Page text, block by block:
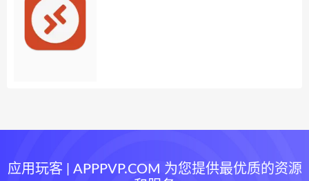
应用玩客 | APPPVP.COM 为您提供最优质的资源